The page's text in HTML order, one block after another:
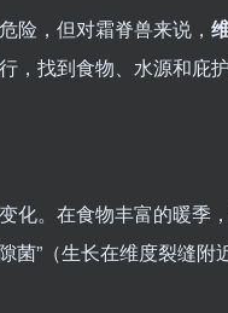
险，但对霜脊兽来说，
，找到食物、水源和庇
化。在食物丰富的暖季
菌”（生长在维度裂缝